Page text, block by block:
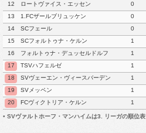
12
ロートヴァイス・エッセン 0
13
1.FCザールブリュッケン 0
14
SCフェール 0
15
SCフォルトゥナ・ケルン 1
16
フォルトゥナ・デュッセルドルフ 1
17
TSVハフェルゼ 1
18
SVヴェーエン・ヴィースバーデン 1
19
SVメッペン 1
20
FCヴィクトリア・ケルン 1
• SVヴァルトホーフ・マンハイムは3. リーガの順位